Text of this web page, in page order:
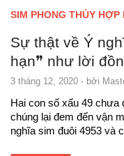
SIM PHONG THỦY HỢP
Sự thật về Ý
hạn❞ như lời
3 tháng 12, 2020 - bởi
Hai con số xấu 49 chưa
chúng lại đem đến vận
nghĩa sim đuôi 4953 và